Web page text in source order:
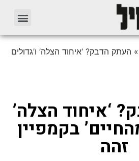
» העתק הדבק? ‘איחוד הצלה’ ו’גדולים
‘איחוד הצלה’
בקמפיין
זהה